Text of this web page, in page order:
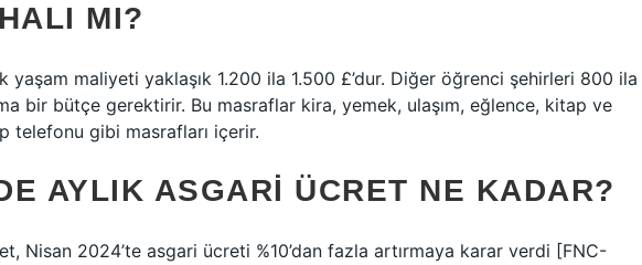
MI?
yaşam maliyeti yaklaşık 1.200 ila 1.500 £’dur. Diğer öğrenci şehirleri 800 ila
bir bütçe gerektirir. Bu masraflar kira, yemek, ulaşım, eğlence, kitap ve
telefonu gibi masrafları içerir.
AYLIK ASGARI ÜCRET NE KADAR?
Nisan 2024’te asgari ücreti %10’dan fazla artırmaya karar verdi [FNC-